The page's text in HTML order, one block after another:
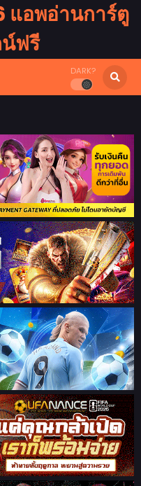
แอพอ่านการ์ตู
ฟรี
DARK?